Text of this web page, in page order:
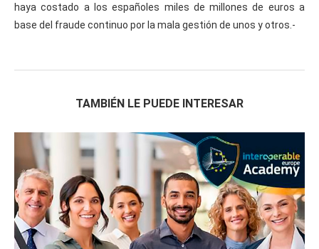
haya costado a los españoles miles de millones de euros a
base del fraude continuo por la mala gestión de unos y otros.-
TAMBIÉN LE PUEDE INTERESAR